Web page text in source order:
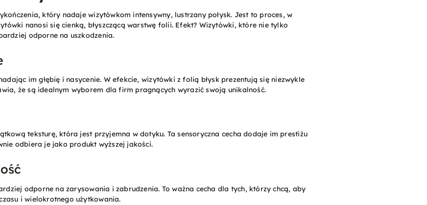
który nadaje wizytówkom intensywny, lustrzany połysk. Jest to proces, w
nanosi się cienką, błyszczącą warstwę folii. Efekt? Wizytówki, które nie tylko
odporne na uszkodzenia.
im głębię i nasycenie. W efekcie, wizytówki z folią błysk prezentują się niezwykle
że są idealnym wyborem dla firm pragnących wyrazić swoją unikalność.
teksturę, która jest przyjemna w dotyku. Ta sensoryczna cecha dodaje im prestiżu
odbiera je jako produkt wyższej jakości.
odporne na zarysowania i zabrudzenia. To ważna cecha dla tych, którzy chcą, aby
i wielokrotnego użytkowania.